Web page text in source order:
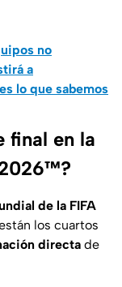
no
a
lo que sabemos
final en la
de la FIFA
los cuartos
directa de